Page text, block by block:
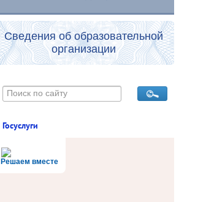
Сведения об образовательной
организации
Госуслуги
Решаем вместе